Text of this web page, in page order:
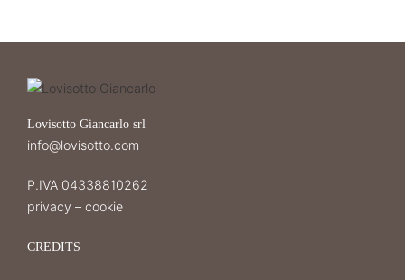
Lovisotto Giancarlo srl
info@lovisotto.com
P.IVA 04338810262
privacy – cookie
CREDITS